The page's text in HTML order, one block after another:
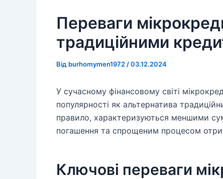
Переваги
традиційними
Від burhomymen1972 /03.12.2024
У сучасному фінансовому світі
популярності як альтернатива
правило, характеризуються меншими
погашення та спрощеним процесом
Ключові переваги